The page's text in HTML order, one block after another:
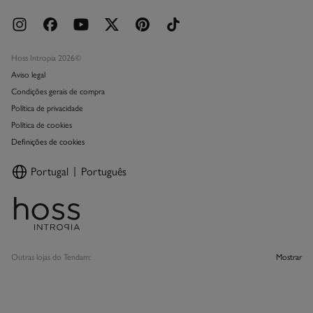
Hoss Intropia 2026©
Aviso legal
Condições gerais de compra
Política de privacidade
Política de cookies
Definições de cookies
Portugal Português
Outras lojas do Tendam: Mostrar